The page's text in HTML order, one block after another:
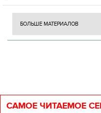
БОЛЬШЕ МАТЕРИАЛОВ
САМОЕ ЧИТАЕМОЕ